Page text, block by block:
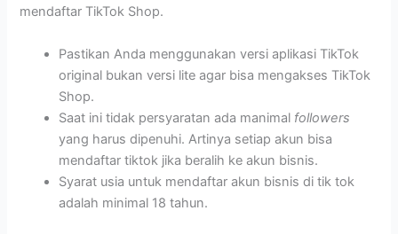
mendaftar TikTok Shop.
Pastikan Anda menggunakan versi aplikasi TikTok
original bukan versi lite agar bisa mengakses TikTok
Shop.
Saat ini tidak persyaratan ada manimal followers
yang harus dipenuhi. Artinya setiap akun bisa
mendaftar tiktok jika beralih ke akun bisnis.
Syarat usia untuk mendaftar akun bisnis di tik tok
adalah minimal 18 tahun.